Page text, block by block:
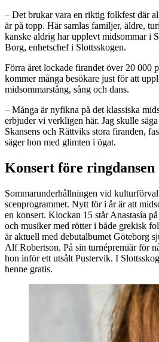
– Det brukar vara en riktig folkfest där
är på topp. Här samlas familjer, äldre,
kanske aldrig har upplevt midsommar i
Borg, enhetschef i Slottsskogen.
Förra året lockade firandet över 20 000
kommer många besökare just för att
midsommarstång, sång och dans.
– Många är nyfikna på det klassiska
erbjuder vi verkligen här. Jag skulle
Skansens och Rättviks stora firanden,
säger hon med glimten i ögat.
Konsert före ringdansen
Sommarunderhållningen vid
scenprogrammet. Nytt för i år är att
en konsert. Klockan 15 står Anastasía
och musiker med rötter i både grekisk
är aktuell med debutalbumet Göteborg
Alf Robertson. På sin turnépremiär för
hon inför ett utsålt Pustervik. I
henne gratis.